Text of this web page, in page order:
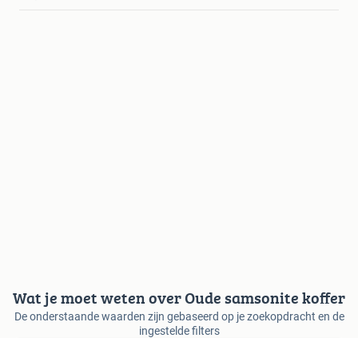
Wat je moet weten over Oude samsonite koffer
De onderstaande waarden zijn gebaseerd op je zoekopdracht en de
ingestelde filters